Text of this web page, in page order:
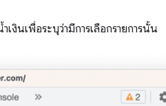
งินเพื่อระบุว่ามีการเลือกรายการนั้น